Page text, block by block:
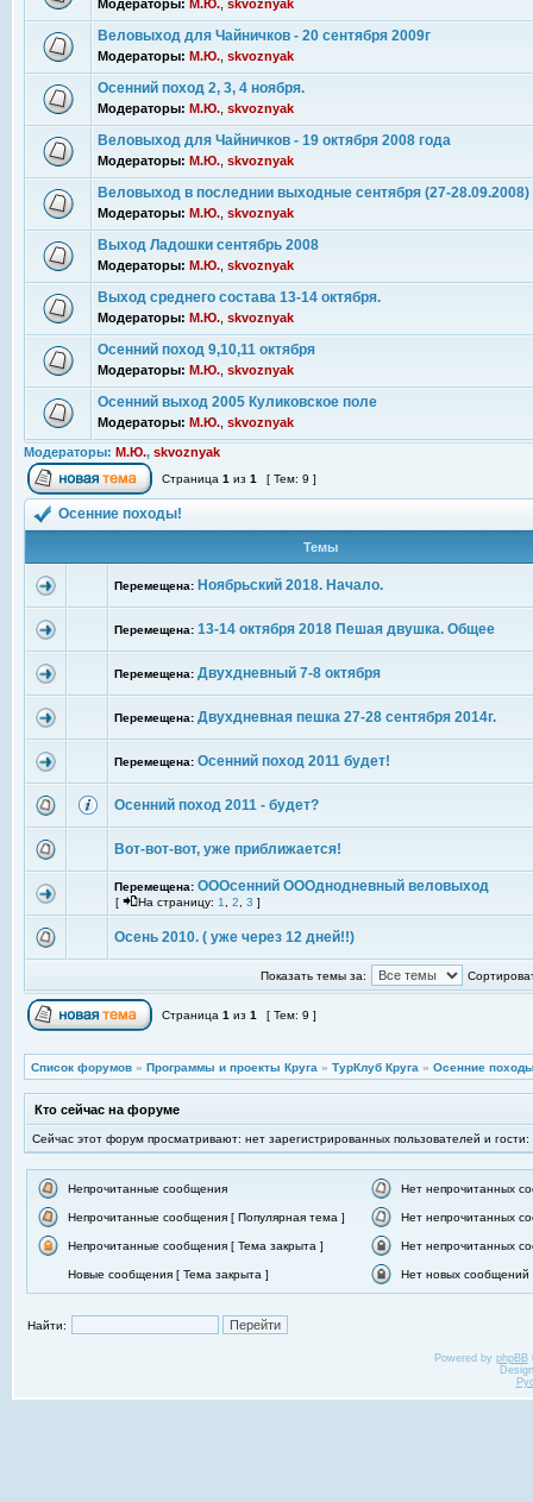
Модераторы: М.Ю. skvoznyak
Веловыход для Чайничков - 20 сентября 2009г
Модераторы: М.Ю. skvoznyak
Осенний поход 2, 3, 4 ноября.
Модераторы: М.Ю. skvoznyak
Веловыход для Чайничков - 19 октября 2008 года
Модераторы: М.Ю. skvoznyak
Веловыход в последнии выходные сентября (27-28.09.2008)
Модераторы: М.Ю. skvoznyak
Выход Ладошки сентябрь 2008
Модераторы: М.Ю. skvoznyak
Выход среднего состава 13-14 октября.
Модераторы: М.Ю. skvoznyak
Осенний поход 9,10,11 октября
Модераторы: М.Ю. skvoznyak
Осенний выход 2005 Куликовское поле
Модераторы: М.Ю. skvoznyak
Модераторы: М.Ю., skvoznyak
Страница 1 из 1 [ Тем: 9 ]
Осенние походы!
Темы
Перемещена: Ноябрьский 2018. Начало.
Перемещена: 13-14 октября 2018 Пешая двушка. Общее
Перемещена: Двухдневный 7-8 октября
Перемещена: Двухдневная пешка 27-28 сентября 2014г.
Перемещена: Осенний поход 2011 будет!
Осенний поход 2011 - будет?
Вот-вот-вот, уже приближается!
Перемещена: ОООсенний ОООднодневный веловыход
[ На страницу: 1 2 3 ]
Осень 2010. ( уже через 12 дней!!)
Показать темы за:
Страница 1 из 1 [ Тем: 9 ]
Список форумов » Программы и проекты Круга » ТурКлуб Круга » Осенние
Кто сейчас на форуме
Сейчас этот форум просматривают: нет зарегистрированных пользователей и гости:
Непрочитанные сообщения Нет непрочитанных
Непрочитанные сообщения [ Популярная тема ] Нет непрочитанных
Непрочитанные сообщения [ Тема закрыта ] Нет непрочитанных
Новые сообщения [ Тема закрыта ] Нет новых сообщений
Найти:
Powered by phpBB